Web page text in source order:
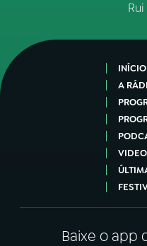
INÍCIO
A
Baixe o app